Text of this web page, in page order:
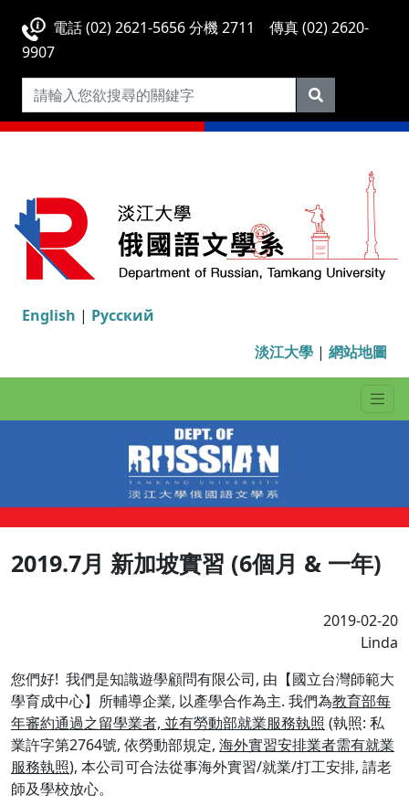
電話 (02) 2621-5656 分機 2711 傳真 (02) 2620-
9907
English | Русский
淡江大學 | 網站地圖
2019.7月 新加坡實習 (6個月 & 一年)
2019-02-20
Linda
您們好! 我們是知識遊學顧問有限公司, 由【國立台灣師範大
學育成中心】所輔導企業, 以產學合作為主. 我們為教育部每
年審約通過之留學業者, 並有勞動部就業服務執照 (執照: 私
業許字第2764號, 依勞動部規定, 海外實習安排業者需有就業
服務執照), 本公司可合法從事海外實習/就業/打工安排, 請老
師及學校放心。